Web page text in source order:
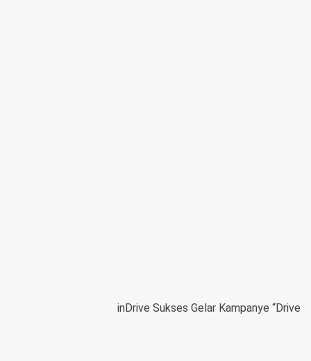
inDrive Sukses Gelar Kampanye “Drive